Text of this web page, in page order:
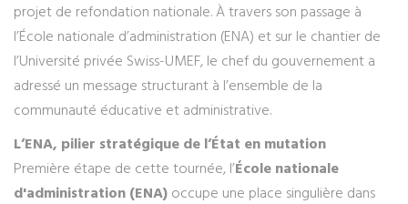
projet de refondation nationale. À travers son passage à
l’École nationale d’administration (ENA) et sur le chantier de
l’Université privée Swiss-UMEF, le chef du gouvernement a
adressé un message structurant à l’ensemble de la
communauté éducative et administrative.
L’ENA, pilier stratégique de l’État en mutation
Première étape de cette tournée, l’École nationale
d'administration (ENA) occupe une place singulière dans